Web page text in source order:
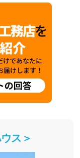
ス＞